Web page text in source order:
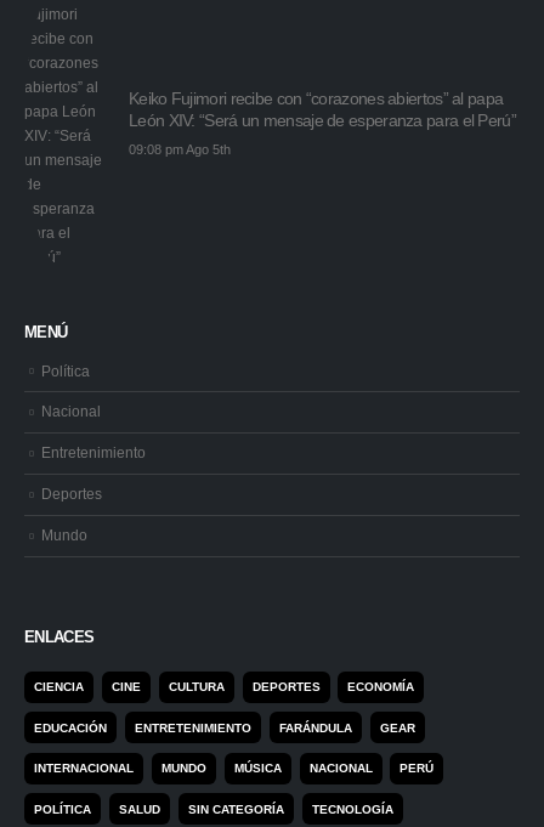
Keiko Fujimori recibe con “corazones abiertos” al papa
León XIV: “Será un mensaje de esperanza para el Perú”
09:08 pm Ago 5th
MENÚ
Política
Nacional
Entretenimiento
Deportes
Mundo
ENLACES
CIENCIA CINE CULTURA DEPORTES ECONOMÍA
EDUCACIÓN ENTRETENIMIENTO FARÁNDULA GEAR
INTERNACIONAL MUNDO MÚSICA NACIONAL PERÚ
POLÍTICA SALUD SIN CATEGORÍA TECNOLOGÍA